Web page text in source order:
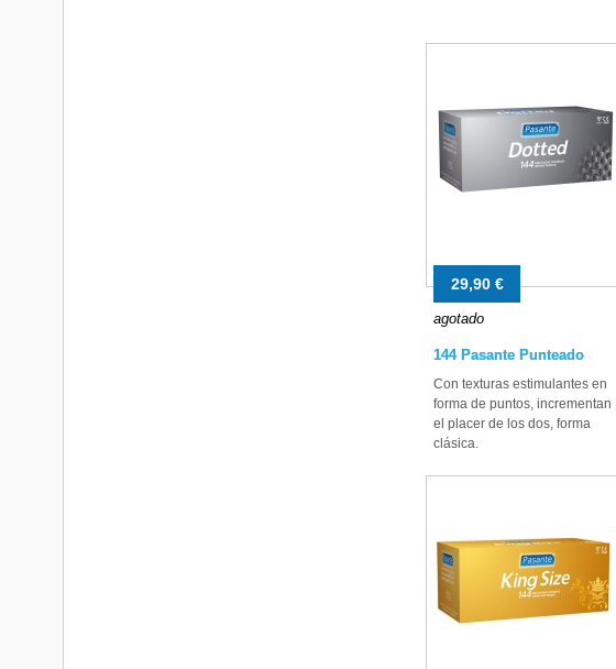
29,90 €
agotado
144 Pasante Punteado
Con texturas estimulantes en
forma de puntos, incrementan
el placer de los dos, forma
clásica.